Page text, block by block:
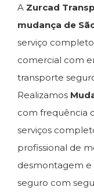
A Zurcad
mudança de
serviço
comercial com
transporte
Realizamos
com frequência
serviços
profissional de
desmontagem
seguro com